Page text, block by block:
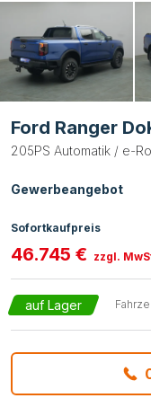
Ford Ranger
205PS Automatik / e-
Gewerbeangebot
Sofortkaufpreis
46.745 € zzgl.
auf Lager